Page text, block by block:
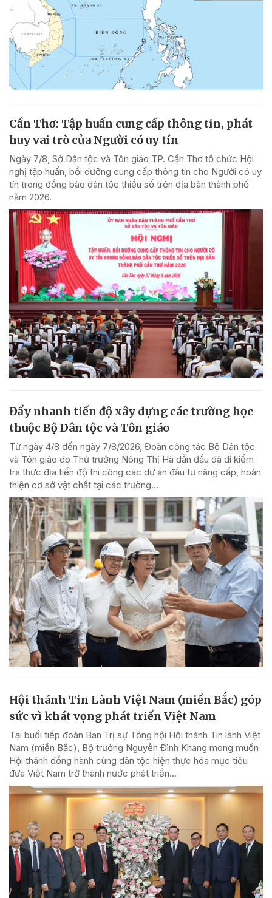
Cần Thơ: Tập huấn cung cấp thông tin, phát
huy vai trò của Người có uy tín
Ngày 7/8, Sở Dân tộc và Tôn giáo TP. Cần Thơ tổ chức Hội
nghị tập huấn, bồi dưỡng cung cấp thông tin cho Người có uy
tín trong đồng bào dân tộc thiểu số trên địa bàn thành phố
năm 2026.
Đẩy nhanh tiến độ xây dựng các trường học
thuộc Bộ Dân tộc và Tôn giáo
Từ ngày 4/8 đến ngày 7/8/2026, Đoàn công tác Bộ Dân tộc
và Tôn giáo do Thứ trưởng Nông Thị Hà dẫn đầu đã đi kiểm
tra thực địa tiến độ thi công các dự án đầu tư nâng cấp, hoàn
thiện cơ sở vật chất tại các trường...
Hội thánh Tin Lành Việt Nam (miền Bắc) góp
sức vì khát vọng phát triển Việt Nam
Tại buổi tiếp đoàn Ban Trị sự Tổng hội Hội thánh Tin lành Việt
Nam (miền Bắc), Bộ trưởng Nguyễn Đình Khang mong muốn
Hội thánh đồng hành cùng dân tộc hiện thực hóa mục tiêu
đưa Việt Nam trở thành nước phát triển...